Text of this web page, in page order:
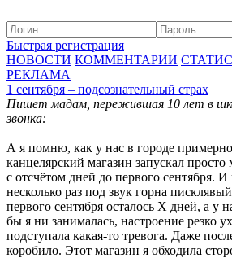
Быстрая регистрация
НОВОСТИ КОММЕНТАРИИ
РЕКЛАМА
1 сентября – подсознательный страх
Пишет мадам, пережившая 10 лет в
звонка:
А я помню, как у нас в городе примерно
канцелярский магазин запускал
с отсчётом дней до первого сентября.
несколько раз под звук горна
первого сентября осталось X дней, а у
бы я ни занималась, настроение резко
подступала какая-то тревога. Даже
коробило. Этот магазин я обходила